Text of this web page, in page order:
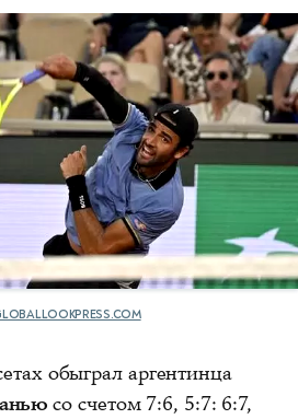
обыграл аргентинца
со счетом 7:6, 5:7: 6:7,